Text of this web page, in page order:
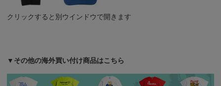
クリックすると別ウインドウで開きます
▼その他の海外買い付け商品はこちら